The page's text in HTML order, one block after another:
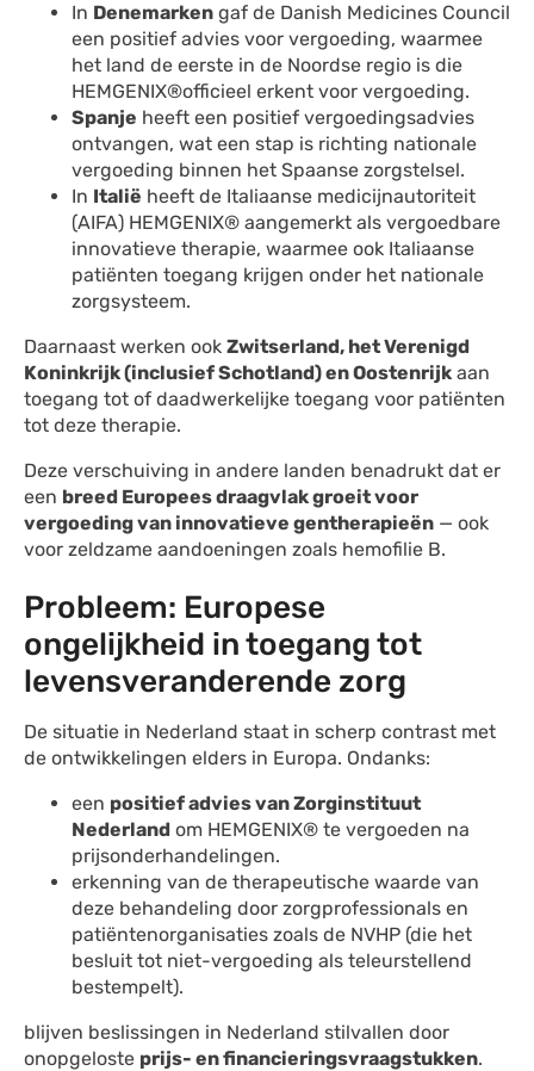
In Denemarken gaf de Danish Medicines Council
een positief advies voor vergoeding, waarmee
het land de eerste in de Noordse regio is die
HEMGENIX®officieel erkent voor vergoeding.
Spanje heeft een positief vergoedingsadvies
ontvangen, wat een stap is richting nationale
vergoeding binnen het Spaanse zorgstelsel.
In Italië heeft de Italiaanse medicijnautoriteit
(AIFA) HEMGENIX® aangemerkt als vergoedbare
innovatieve therapie, waarmee ook Italiaanse
patiënten toegang krijgen onder het nationale
zorgsysteem.
Daarnaast werken ook Zwitserland, het Verenigd
Koninkrijk (inclusief Schotland) en Oostenrijk aan
toegang tot of daadwerkelijke toegang voor patiënten
tot deze therapie.
Deze verschuiving in andere landen benadrukt dat er
een breed Europees draagvlak groeit voor
vergoeding van innovatieve gentherapieën — ook
voor zeldzame aandoeningen zoals hemofilie B.
Probleem: Europese
ongelijkheid in toegang tot
levensveranderende zorg
De situatie in Nederland staat in scherp contrast met
de ontwikkelingen elders in Europa. Ondanks:
een positief advies van Zorginstituut
Nederland om HEMGENIX® te vergoeden na
prijsonderhandelingen.
erkenning van de therapeutische waarde van
deze behandeling door zorgprofessionals en
patiëntenorganisaties zoals de NVHP (die het
besluit tot niet-vergoeding als teleurstellend
bestempelt).
blijven beslissingen in Nederland stilvallen door
onopgeloste prijs- en financieringsvraagstukken.